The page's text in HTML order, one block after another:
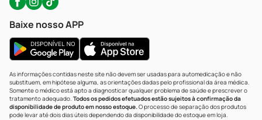
Baixe nosso APP
As informações contidas neste site não devem ser usadas para automedicação e não
substituem, em hipótese alguma, as orientações dadas pelo profissional da área médica.
Somente o médico está apto a diagnosticar qualquer problema de saúde e prescrever o
tratamento adequado. Todos os pedidos efetuados estão sujeitos à confirmação da
disponibilidade de produto em nosso estoque.O processo de separação dos produtos
pode levar até dois dias úteis dependendo da disponibilidade do estoque em loja.